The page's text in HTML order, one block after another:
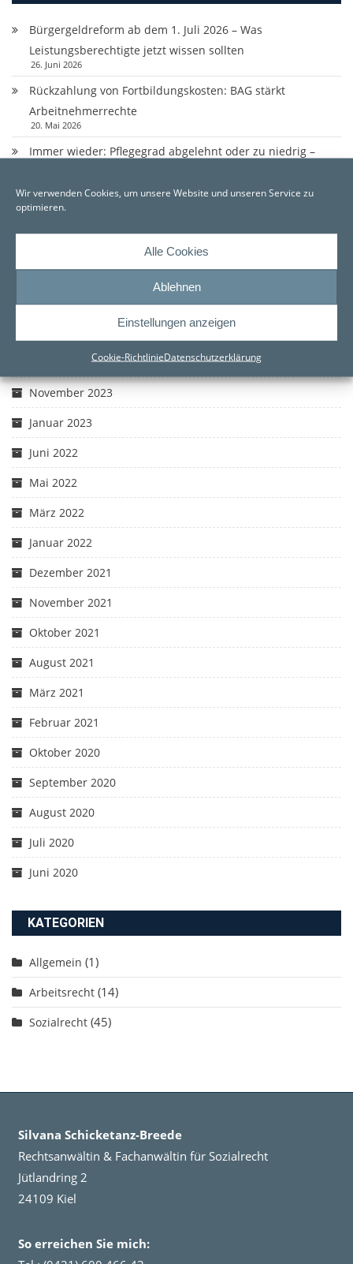
Wir verwenden Cookies, um unsere Website und unseren Service zu
optimieren.
Alle Cookies
Ablehnen
Einstellungen anzeigen
Cookie-RichtlinieDatenschutzerklärung
Bürgergeldreform ab dem 1. Juli 2026 – Was
Leistungsberechtigte jetzt wissen sollten
26. Juni 2026
Rückzahlung von Fortbildungskosten: BAG stärkt
Arbeitnehmerrechte
20. Mai 2026
Immer wieder: Pflegegrad abgelehnt oder zu niedrig –
AKTUELES – ARCHIV
Juni 2026
Mai 2026
Dezember 2023
November 2023
Januar 2023
Juni 2022
Mai 2022
März 2022
Januar 2022
Dezember 2021
November 2021
Oktober 2021
August 2021
März 2021
Februar 2021
Oktober 2020
September 2020
August 2020
Juli 2020
Juni 2020
KATEGORIEN
Allgemein (1)
Arbeitsrecht (14)
Sozialrecht (45)
Silvana Schicketanz-Breede
Rechtsanwältin & Fachanwältin für Sozialrecht
Jütlandring 2
24109 Kiel
So erreichen Sie mich: